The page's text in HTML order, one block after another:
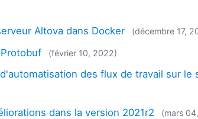
Altova dans Docker (décembre 17,
(février 10, 2022)
des flux de travail sur le
dans la version 2021r2 (mars